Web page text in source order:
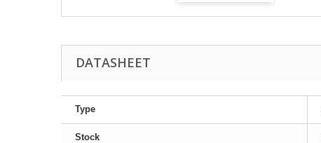
DATASHEET
Type
Stock